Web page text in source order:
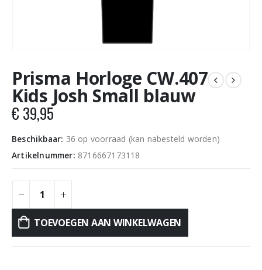
Prisma Horloge CW.407
Kids Josh Small blauw
€ 39,95
Beschikbaar: 36 op voorraad (kan nabesteld worden)
Artikelnummer: 8716667173118
TOEVOEGEN AAN WINKELWAGEN